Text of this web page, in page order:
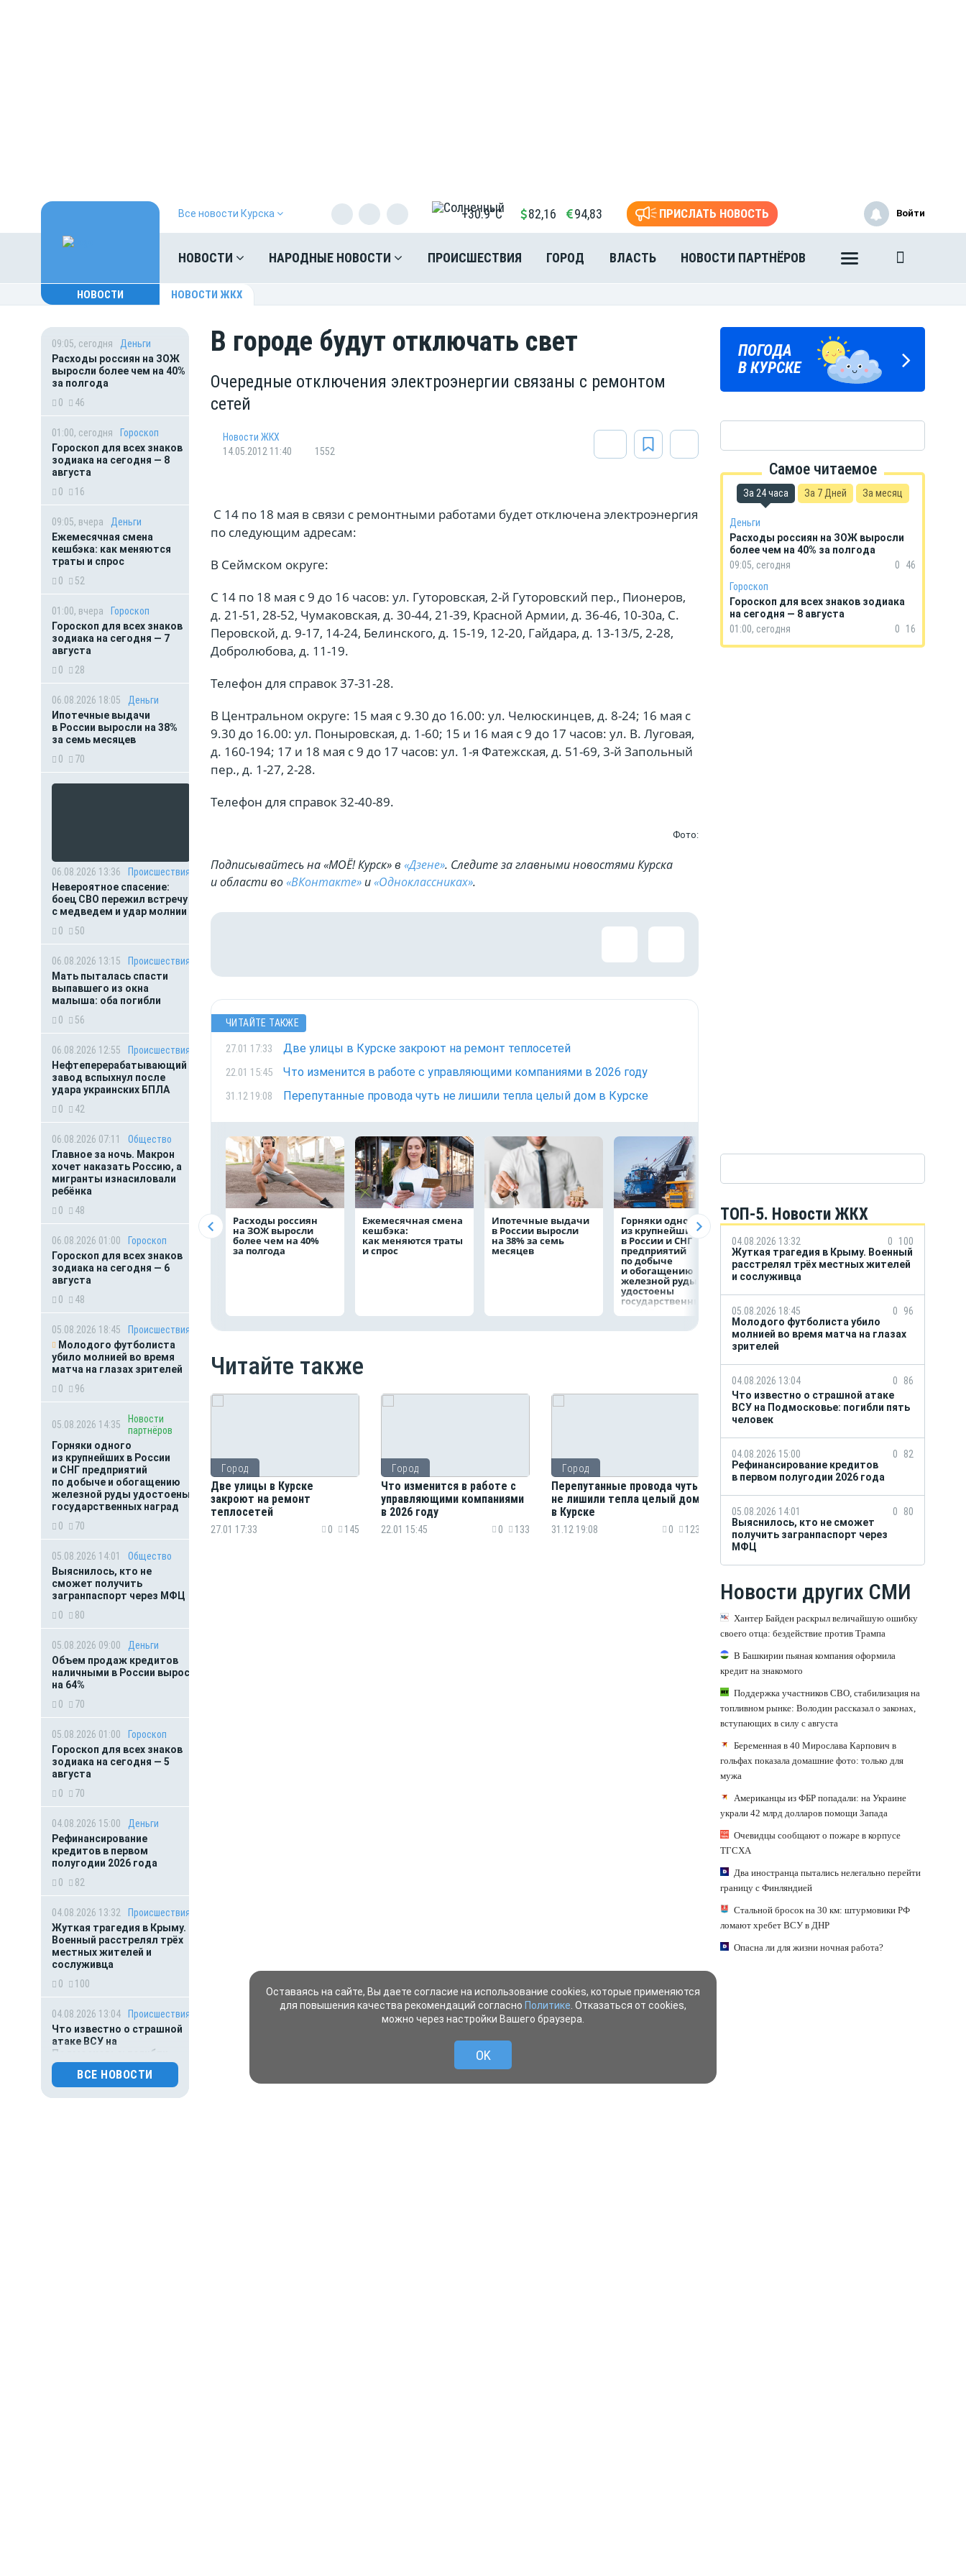
Все новости Курска +30.9°C 82,16 94,83 ПРИСЛАТЬ НОВОСТЬ
НОВОСТИ НАРОДНЫЕ НОВОСТИ ПРОИСШЕСТВИЯ ГОРОД ВЛАСТЬ НОВОСТИ ПАРТНЁРОВ
Войти
НОВОСТИ НОВОСТИ ЖКХ
09:05, сегодня
Деньги
Расходы россиян на ЗОЖ
выросли более чем на 40%
за полгода
0
46
01:00, сегодня
Гороскоп
Гороскоп для всех знаков
зодиака на сегодня — 8
августа
0
16
09:05, вчера
Деньги
Ежемесячная смена
кешбэка: как меняются
траты и спрос
0
52
01:00, вчера
Гороскоп
Гороскоп для всех знаков
зодиака на сегодня — 7
августа
0
28
06.08.2026 18:05
Деньги
Ипотечные выдачи
в России выросли на 38%
за семь месяцев
0
70
06.08.2026 13:36
Происшествия
Невероятное спасение:
боец СВО пережил встречу
с медведем и удар молнии
0
50
06.08.2026 13:15
Происшествия
Мать пыталась спасти
выпавшего из окна
малыша: оба погибли
0
56
06.08.2026 12:55
Происшествия
Нефтеперерабатывающий
завод вспыхнул после
удара украинских БПЛА
0
42
06.08.2026 07:11
Общество
Главное за ночь. Макрон
хочет наказать Россию, а
мигранты изнасиловали
ребёнка
0
48
06.08.2026 01:00
Гороскоп
Гороскоп для всех знаков
зодиака на сегодня — 6
августа
0
48
05.08.2026 18:45
Происшествия
Молодого футболиста
убило молнией во время
матча на глазах зрителей
0
96
05.08.2026 14:35
Новости
партнёров
Горняки одного
из крупнейших в России
и СНГ предприятий
по добыче и обогащению
железной руды удостоены
государственных наград
0
70
05.08.2026 14:01
Общество
Выяснилось, кто не
сможет получить
загранпаспорт через МФЦ
0
80
05.08.2026 09:00
Деньги
Объем продаж кредитов
наличными в России вырос
на 64%
0
70
05.08.2026 01:00
Гороскоп
Гороскоп для всех знаков
зодиака на сегодня — 5
августа
0
70
04.08.2026 15:00
Деньги
Рефинансирование
кредитов в первом
полугодии 2026 года
0
82
04.08.2026 13:32
Происшествия
Жуткая трагедия в Крыму.
Военный расстрелял трёх
местных жителей и
сослуживца
0
100
04.08.2026 13:04
Происшествия
Что известно о страшной
атаке ВСУ на
Подмосковье: погибли
пять человек
0
86
ВСЕ НОВОСТИ
В городе будут отключать свет
Очередные отключения электроэнергии связаны с ремонтом
сетей
Новости ЖКХ
14.05.2012 11:40
1552
С 14 по 18 мая в связи с ремонтными работами будет отключена электроэнергия
по следующим адресам:
В Сеймском округе:
С 14 по 18 мая с 9 до 16 часов: ул. Гуторовская, 2-й Гуторовский пер., Пионеров,
д. 21-51, 28-52, Чумаковская, д. 30-44, 21-39, Красной Армии, д. 36-46, 10-30а, С.
Перовской, д. 9-17, 14-24, Белинского, д. 15-19, 12-20, Гайдара, д. 13-13/5, 2-28,
Добролюбова, д. 11-19.
Телефон для справок 37-31-28.
В Центральном округе: 15 мая с 9.30 до 16.00: ул. Челюскинцев, д. 8-24; 16 мая с
9.30 до 16.00: ул. Поныровская, д. 1-60; 15 и 16 мая с 9 до 17 часов: ул. В. Луговая,
д. 160-194; 17 и 18 мая с 9 до 17 часов: ул. 1-я Фатежская, д. 51-69, 3-й Запольный
пер., д. 1-27, 2-28.
Телефон для справок 32-40-89.
Фото:
Подписывайтесь на «МОЁ! Курск» в «Дзене». Cледите за главными новостями Курска
и области во«ВКонтакте» и«Одноклассниках».
ЧИТАЙТЕ ТАКЖЕ
27.01 17:33 Две улицы в Курске закроют на ремонт теплосетей
22.01 15:45 Что изменится в работе с управляющими компаниями в 2026 году
31.12 19:08 Перепутанные провода чуть не лишили тепла целый дом в Курске
Расходы россиян
на ЗОЖ выросли
более чем на 40%
за полгода
Ежемесячная смена
кешбэка:
как меняются траты
и спрос
Ипотечные выдачи
в России выросли
на 38% за семь
месяцев
Горняки одного
из крупнейших
в России и СНГ
предприятий
по добыче
и обогащению
железной руды
удостоены
государственных
наград
Объем продаж
наличными в России
вырос на 64%
полугодии 2026
Читайте также
Город
Две улицы в Курске
закроют на ремонт
теплосетей
27.01 17:33 0 145
Город
Что изменится в работе с
управляющими компаниями
в 2026 году
22.01 15:45 0 133
Город
Перепутанные провода чуть
не лишили тепла целый дом
в Курске
31.12 19:08 0 123
ГОРОСКОП
НА КАЖДЫЙ ДЕНЬ
ПОГОДА
В КУРСКЕ
Самое читаемое
За 24 часа За 7 Дней За месяц
Деньги
Расходы россиян на ЗОЖ выросли
более чем на 40% за полгода
09:05, сегодня
0
46
Гороскоп
Гороскоп для всех знаков зодиака
на сегодня — 8 августа
01:00, сегодня
0 16
ТОП-5. Новости ЖКХ
04.08.2026 13:32 0
100
Жуткая трагедия в Крыму. Военный
расстрелял трёх местных жителей
и сослуживца
05.08.2026 18:45 0
96
Молодого футболиста убило
молнией во время матча на глазах
зрителей
04.08.2026 13:04 0
86
Что известно о страшной атаке
ВСУ на Подмосковье: погибли пять
человек
04.08.2026 15:00 0
82
Рефинансирование кредитов
в первом полугодии 2026 года
05.08.2026 14:01 0
80
Выяснилось, кто не сможет
получить загранпаспорт через
МФЦ
Новости других СМИ
Хантер Байден раскрыл величайшую ошибку
своего отца: бездействие против Трампа
В Башкирии пьяная компания оформила
кредит на знакомого
Поддержка участников СВО, стабилизация на
топливном рынке: Володин рассказал о законах,
вступающих в силу с августа
Беременная в 40 Мирослава Карпович в
гольфах показала домашние фото: только для
мужа
Американцы из ФБР попадали: на Украине
украли 42 млрд долларов помощи Запада
Очевидцы сообщают о пожаре в корпусе
ТГСХА
Два иностранца пытались нелегально перейти
границу с Финляндией
Стальной бросок на 30 км: штурмовики РФ
ломают хребет ВСУ в ДНР
Опасна ли для жизни ночная работа?
Оставаясь на сайте, Вы даете согласие на использование cookies, которые применяются
для повышения качества рекомендаций согласно Политике . Отказаться от cookies,
можно через настройки Вашего браузера.
OK